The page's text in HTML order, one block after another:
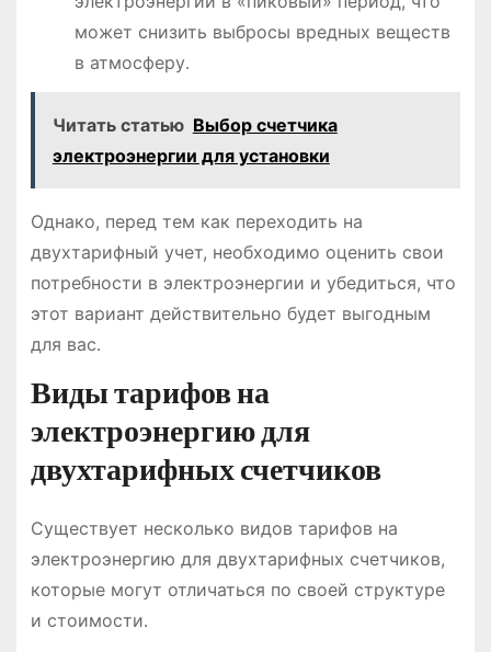
может снизить выбросы вредных веществ
в атмосферу․
Читать статью Выбор счетчика
электроэнергии для установки
Однако, перед тем как переходить на
двухтарифный учет, необходимо оценить свои
потребности в электроэнергии и убедиться, что
этот вариант действительно будет выгодным
для вас․
Виды тарифов на
электроэнергию для
двухтарифных счетчиков
Существует несколько видов тарифов на
электроэнергию для двухтарифных счетчиков,
которые могут отличаться по своей структуре
и стоимости․